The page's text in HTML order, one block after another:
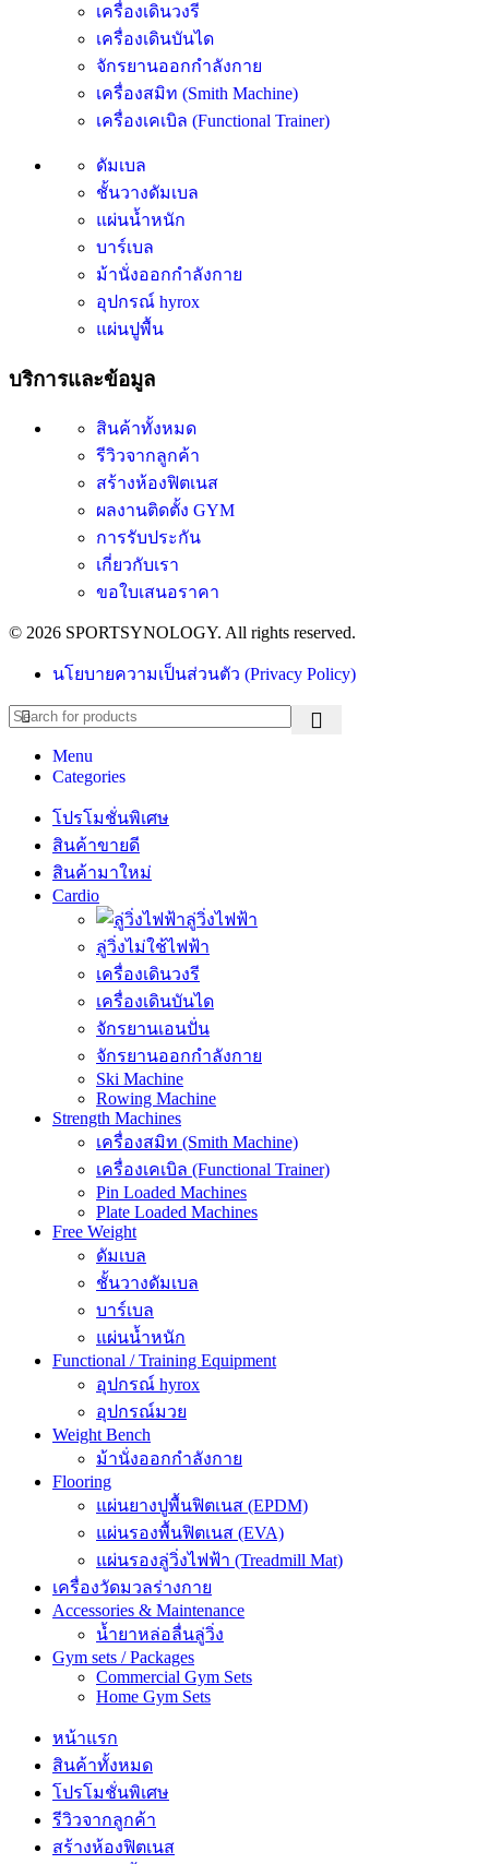
เครื่องเดินวงรี
เครื่องเดินบันได
จักรยานออกกำลังกาย
เครื่องสมิท (Smith Machine)
เครื่องเคเบิล (Functional Trainer)
ดัมเบล
ชั้นวางดัมเบล
แผ่นน้ำหนัก
บาร์เบล
ม้านั่งออกกำลังกาย
อุปกรณ์ hyrox
แผ่นปูพื้น
บริการและข้อมูล
สินค้าทั้งหมด
รีวิวจากลูกค้า
สร้างห้องฟิตเนส
ผลงานติดตั้ง GYM
การรับประกัน
เกี่ยวกับเรา
ขอใบเสนอราคา
© 2026 SPORTSYNOLOGY. All rights reserved.
นโยบายความเป็นส่วนตัว (Privacy Policy)
Menu
Categories
โปรโมชั่นพิเศษ
สินค้าขายดี
สินค้ามาใหม่
Cardio
ลู่วิ่งไฟฟ้า
ลู่วิ่งไม่ใช้ไฟฟ้า
เครื่องเดินวงรี
เครื่องเดินบันได
จักรยานเอนปั่น
จักรยานออกกำลังกาย
Ski Machine
Rowing Machine
Strength Machines
เครื่องสมิท (Smith Machine)
เครื่องเคเบิล (Functional Trainer)
Pin Loaded Machines
Plate Loaded Machines
Free Weight
ดัมเบล
ชั้นวางดัมเบล
บาร์เบล
แผ่นน้ำหนัก
Functional / Training Equipment
อุปกรณ์ hyrox
อุปกรณ์มวย
Weight Bench
ม้านั่งออกกำลังกาย
Flooring
แผ่นยางปูพื้นฟิตเนส (EPDM)
แผ่นรองพื้นฟิตเนส (EVA)
แผ่นรองลู่วิ่งไฟฟ้า (Treadmill Mat)
เครื่องวัดมวลร่างกาย
Accessories & Maintenance
น้ำยาหล่อลื่นลู่วิ่ง
Gym sets / Packages
Commercial Gym Sets
Home Gym Sets
หน้าแรก
สินค้าทั้งหมด
โปรโมชั่นพิเศษ
รีวิวจากลูกค้า
สร้างห้องฟิตเนส